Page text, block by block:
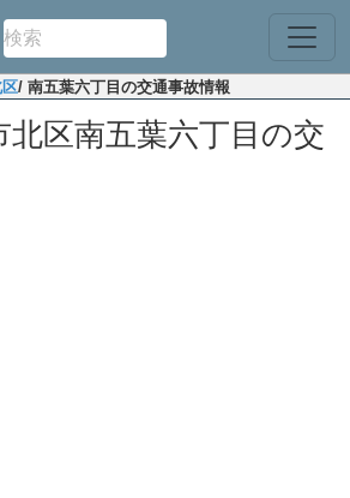
/ 南五葉六丁目の交通事故情報
北区南五葉六丁目の交